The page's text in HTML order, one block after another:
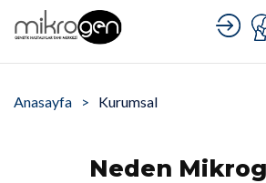
Anasayfa Kurumsal
Neden